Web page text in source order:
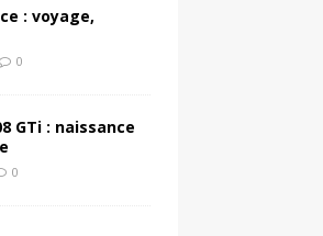
: voyage,
0
GTi : naissance
0